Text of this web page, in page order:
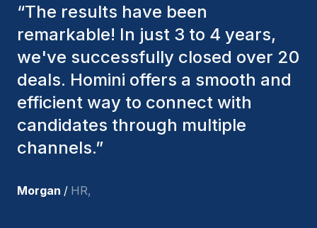
“The Homini consultants have
consistently considered various
factors to ensure they present the
best candidates. The individuals
we've hired are still with us, and
I’m truly pleased with the new
team members.
Joakin / Deputy-AMLCO